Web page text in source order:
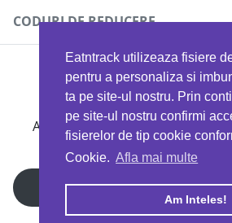
Eatntrack utilizeaza fisiere
pentru a personaliza si
ta pe site-ul nostru. Prin
pe site-ul nostru confirmi
fisierelor de tip cookie
Cookie. Afla mai multe
Am Inteles!
Politica de confidențialitate
Copyright © 2026 EAT & TRACK S.R.L
CODURI DE REDUCERE
Ai 40%reducere la orice
EATTRACK
Profită acum